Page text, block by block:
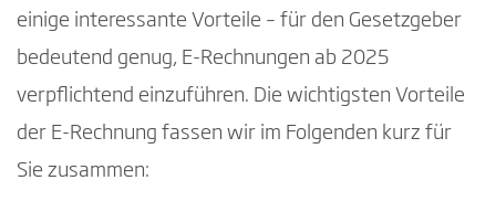
einige interessante Vorteile – für den Gesetzgeber
bedeutend genug, E-Rechnungen ab 2025
verpflichtend einzuführen. Die wichtigsten Vorteile
der E-Rechnung fassen wir im Folgenden kurz für
Sie zusammen: